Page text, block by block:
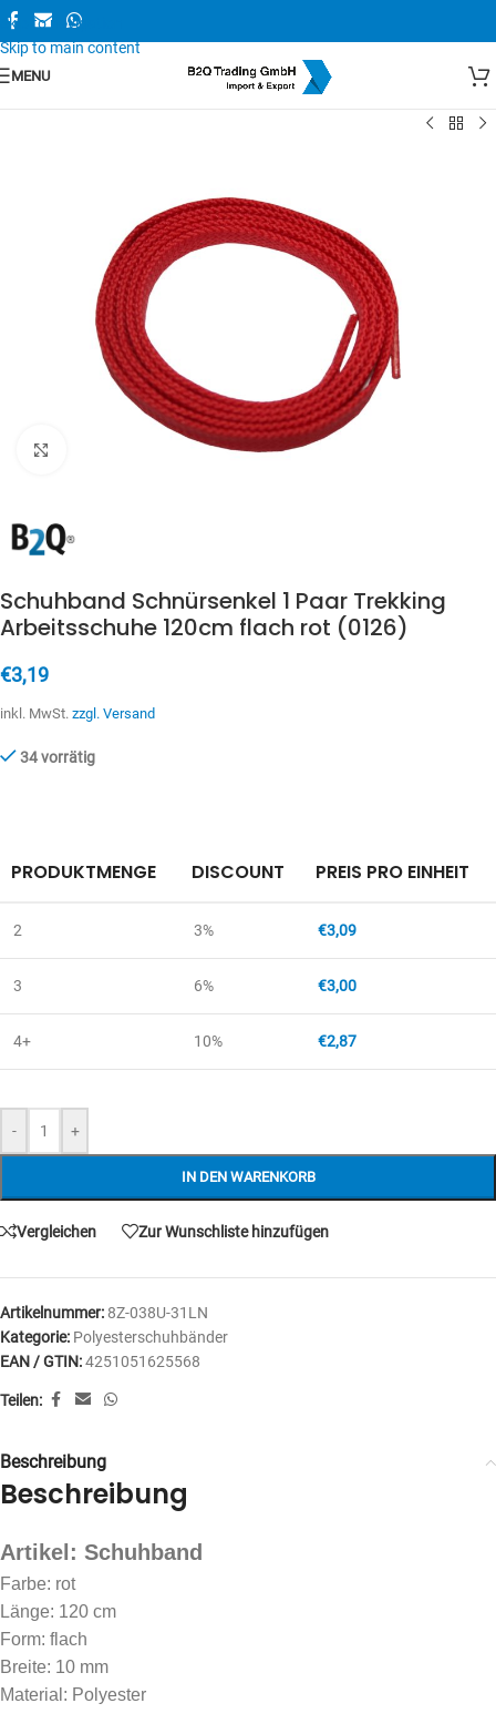
Skip to navigation
Skip to main content
MENU
Zum Vergrößern anklicken
Schuhband Schnürsenkel 1 Paar Trekking
Arbeitsschuhe 120cm flach rot (0126)
€3,19
inkl. MwSt. zzgl. Versand
34 vorrätig
- +
IN DEN WARENKORB
PRODUKTMENGE DISCOUNT PREIS PRO EINHEIT
2 3% €3,09
3 6% €3,00
4+ 10% €2,87
Vergleichen Zur Wunschliste hinzufügen
Artikelnummer: 8Z-038U-31LN
Kategorie: Polyesterschuhbänder
EAN / GTIN:4251051625568
Teilen:
Beschreibung
Beschreibung
Artikel: Schuhband
Farbe: rot
Länge: 120 cm
Form: flach
Breite: 10 mm
Material: Polyester